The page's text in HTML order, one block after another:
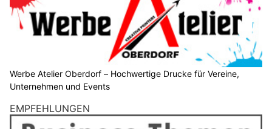
Werbe Atelier Oberdorf – Hochwertige Drucke für Vereine,
Unternehmen und Events
EMPFEHLUNGEN